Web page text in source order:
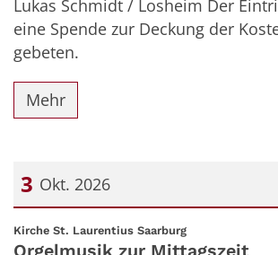
Lukas Schmidt / Losheim Der
eine Spende zur Deckung der
gebeten.
Mehr
3 Okt. 2026
Datum: 3. Oktober 2026
Kirche St. Laurentius Saarburg:
Orgelmusik zur Mittagszeit